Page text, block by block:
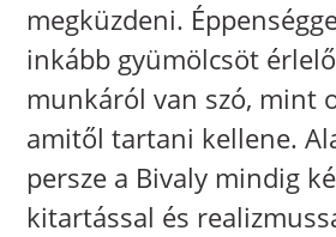
megküzdeni.
inkább gyümölcsöt
munkáról van szó, mint
amitől tartani kellene.
persze a Bivaly mindig
kitartással és